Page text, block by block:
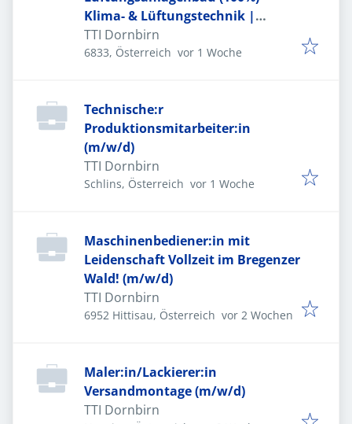
Klima- & Lüftungstechnik |
Wohnbau bis Industrie (m/w/d)
TTI Dornbirn
6833, Österreich Veröffentlicht
vor 1 Woche
Technische:r
Produktionsmitarbeiter:in
(m/w/d)
TTI Dornbirn
Schlins, Österreich Veröffentlicht
vor 1 Woche
Maschinenbediener:in mit
Leidenschaft Vollzeit im Bregenzer
Wald! (m/w/d)
TTI Dornbirn
6952 Hittisau, Österreich Veröffentlicht:
vor 2 Wochen
Maler:in/Lackierer:in
Versandmontage (m/w/d)
TTI Dornbirn